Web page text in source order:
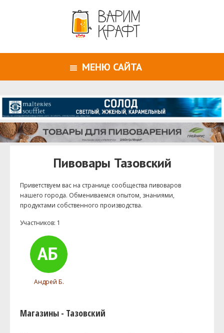
МЕНЮ САЙТА
Пивовары Тазовский
Приветствуем ваc на странице сообщества пивоваров
нашего города. Обмениваемся опытом, знаниями,
продуктами собственного производства.
Участников: 1
Андрей Б.
Магазины - Тазовский